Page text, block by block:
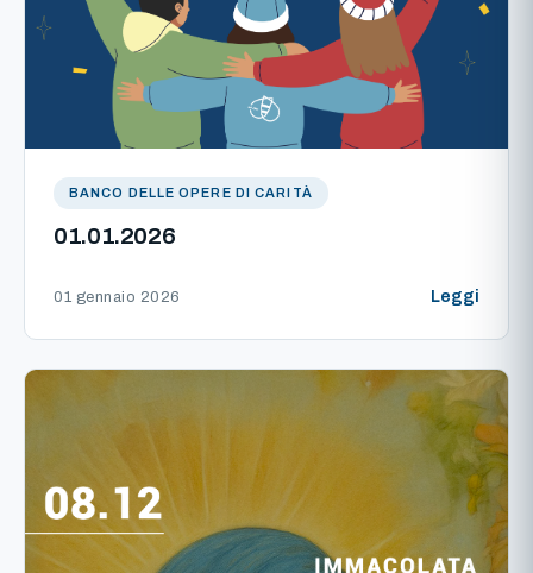
BANCO DELLE OPERE DI CARITÀ
01.01.2026
01 gennaio 2026 Leggi